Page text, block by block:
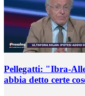
Pellegatti: "Ibra-
abbia detto certe